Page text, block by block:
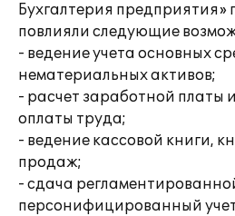
Бухгалтерия предприятия»
повлияли следующие
- ведение учета основных
нематериальных активов;
- расчет заработной платы
оплаты труда;
- ведение кассовой книги,
продаж;
- сдача
персонифицированный